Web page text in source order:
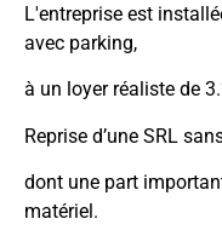
L'entreprise est
avec parking,
à un loyer réaliste de
Reprise d’une SRL
dont une part
matériel.